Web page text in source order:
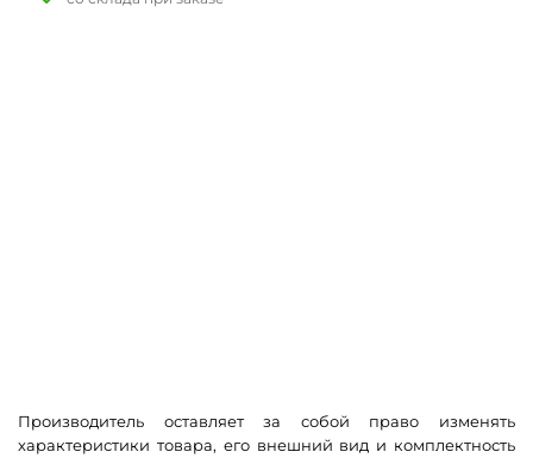
Производитель оставляет за собой право изменять
характеристики товара, его внешний вид и комплектность